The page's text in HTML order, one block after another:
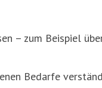
– zum Beispiel
Bedarfe